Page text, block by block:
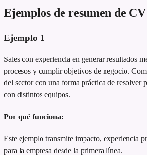
Ejemplos de resumen de
Ejemplo 1
Sales con experiencia en generar resultados
procesos y cumplir objetivos de negocio.
del sector con una forma práctica de resolver
con distintos equipos.
Por qué funciona:
Este ejemplo transmite impacto, experiencia
para la empresa desde la primera línea.